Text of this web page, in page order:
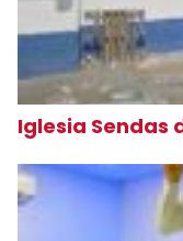
Iglesia Sendas